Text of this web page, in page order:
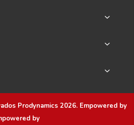
+
+
+
Prodynamics 2026. Empowered by
by